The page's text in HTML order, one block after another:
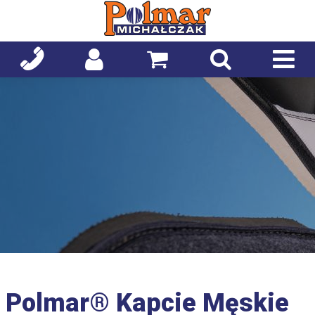
Polmar® Kapcie Męskie